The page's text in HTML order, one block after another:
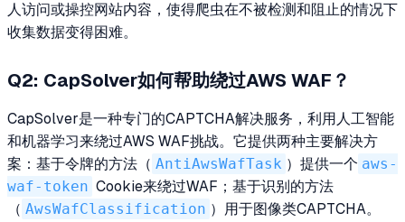
人访问或操控网站内容，使得爬虫在不被检测和阻止的情况下
收集数据变得困难。
Q2: CapSolver如何帮助绕过AWS WAF？
CapSolver是一种专门的CAPTCHA解决服务，利用人工智能
和机器学习来绕过AWS WAF挑战。它提供两种主要解决方
案：基于令牌的方法（ AntiAwsWafTask ）提供一个 aws-
waf-token Cookie来绕过WAF；基于识别的方法
（ AwsWafClassification ）用于图像类CAPTCHA。